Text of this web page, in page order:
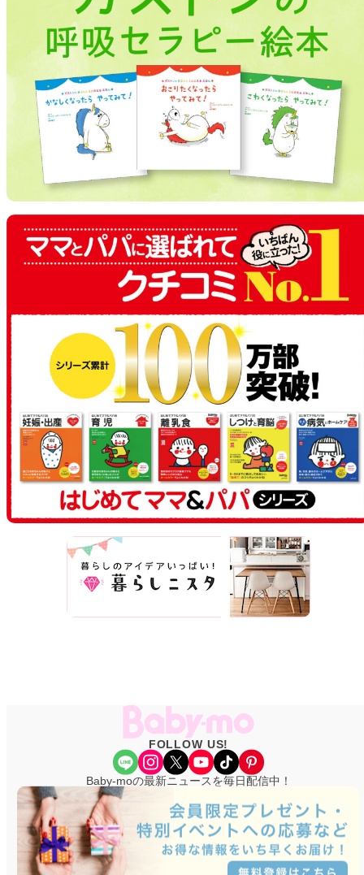
FOLLOW US!
Share Icon Instagram X YouTube TikTok Pinterest
Baby-moの最新ニュースを毎日配信中！